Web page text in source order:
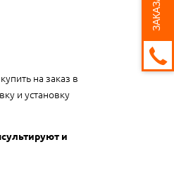
на заказ в
и установку
и